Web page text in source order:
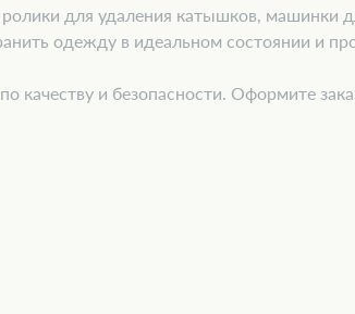
для удаления катышков, машинки
одежду в идеальном состоянии и
качеству и безопасности. Оформите